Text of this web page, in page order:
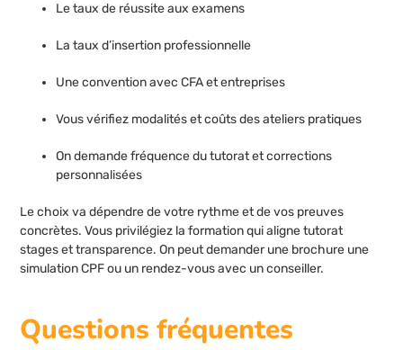
Le taux de réussite aux examens
La taux d’insertion professionnelle
Une convention avec CFA et entreprises
Vous vérifiez modalités et coûts des ateliers pratiques
On demande fréquence du tutorat et corrections
personnalisées
Le choix va dépendre de votre rythme et de vos preuves
concrètes. Vous privilégiez la formation qui aligne tutorat
stages et transparence. On peut demander une brochure une
simulation CPF ou un rendez-vous avec un conseiller.
Questions fréquentes